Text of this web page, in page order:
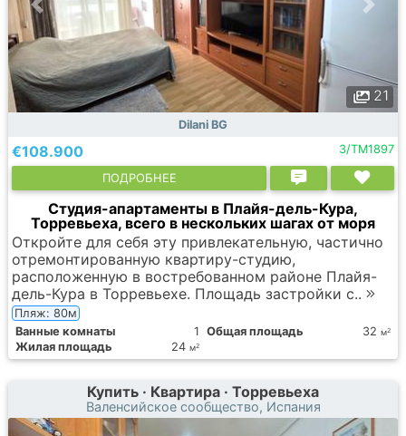
21
Dilani BG
€108.900 3/TM1897
ПОДРОБНЕЕ
Студия-апартаменты в Плайя-дель-Кура,
Торревьеха, всего в нескольких шагах от моря
Откройте для себя эту привлекательную, частично
отремонтированную квартиру-студию,
расположенную в востребованном районе Плайя-
дель-Кура в Торревьехе. Площадь застройки с..
Пляж: 80м
Ванные комнаты
1 Общая площадь 32 м2
Жилая площадь 24 м2
Купить · Квартира · Торревьеха
Валенсийское сообщество, Испания